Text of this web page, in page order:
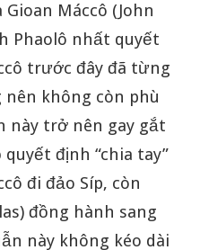
Máccô (John
Phaolô nhất quyết
trước đây đã từng
không còn phù
này trở nên gay gắt
định “chia tay”
đi đảo Síp, còn
đồng hành sang
này không kéo dài